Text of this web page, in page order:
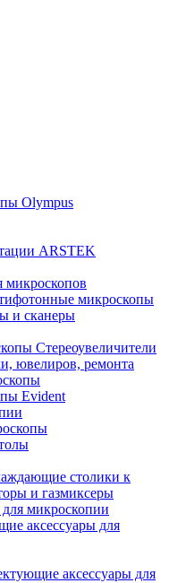
Olympus
ARSTEK
микроскопы
и сканеры
Стереоувеличители
ювелиров, ремонта
Evident
столики к
и газмиксеры
микроскопии
аксессуары для
аксессуары для